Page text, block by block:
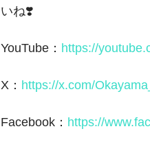
いね❣️
YouTube： https://
X： https://x.com/
Facebook： https://